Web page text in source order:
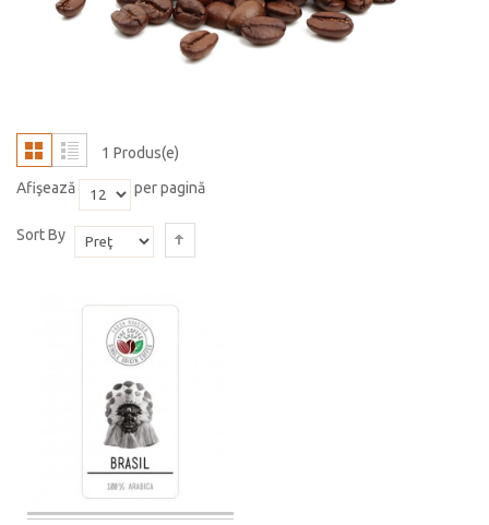
1 Produs(e)
Afişează
per pagină
Sort By